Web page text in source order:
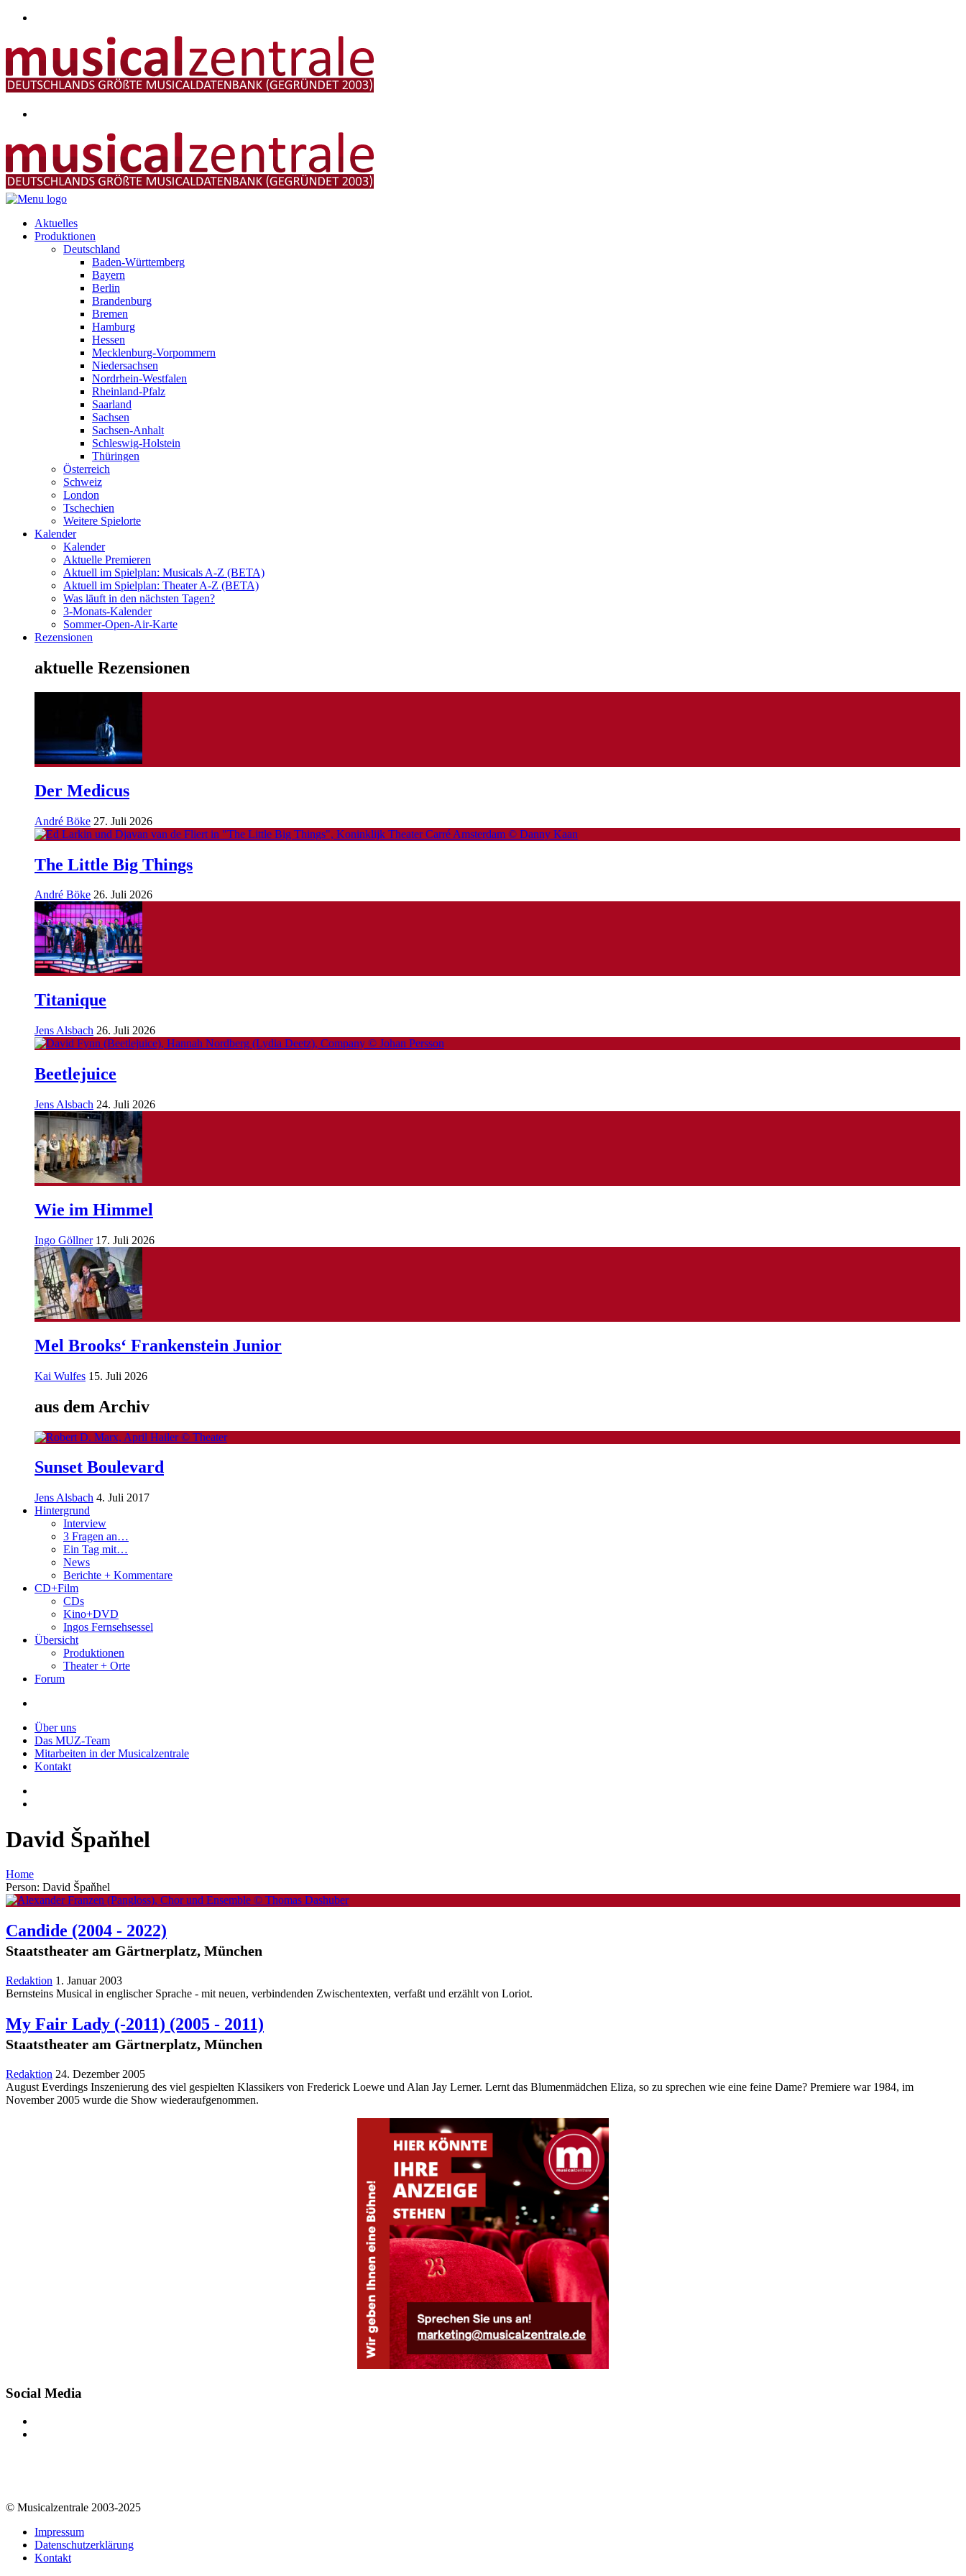
Aktuelles
Produktionen
Deutschland
Baden-Württemberg
Bayern
Berlin
Brandenburg
Bremen
Hamburg
Hessen
Mecklenburg-Vorpommern
Niedersachsen
Nordrhein-Westfalen
Rheinland-Pfalz
Saarland
Sachsen
Sachsen-Anhalt
Schleswig-Holstein
Thüringen
Österreich
Schweiz
London
Tschechien
Weitere Spielorte
Kalender
Kalender
Aktuelle Premieren
Aktuell im Spielplan: Musicals A-Z (BETA)
Aktuell im Spielplan: Theater A-Z (BETA)
Was läuft in den nächsten Tagen?
3-Monats-Kalender
Sommer-Open-Air-Karte
Rezensionen
aktuelle Rezensionen
Der Medicus
André Böke 27. Juli 2026
The Little Big Things
André Böke 26. Juli 2026
Titanique
Jens Alsbach 26. Juli 2026
Beetlejuice
Jens Alsbach 24. Juli 2026
Wie im Himmel
Ingo Göllner 17. Juli 2026
Mel Brooks‘ Frankenstein Junior
Kai Wulfes 15. Juli 2026
aus dem Archiv
Sunset Boulevard
Jens Alsbach 4. Juli 2017
Hintergrund
Interview
3 Fragen an…
Ein Tag mit…
News
Berichte + Kommentare
CD+Film
CDs
Kino+DVD
Ingos Fernsehsessel
Übersicht
Produktionen
Theater + Orte
Forum
Über uns
Das MUZ-Team
Mitarbeiten in der Musicalzentrale
Kontakt
David Špaňhel
Home
Person: David Špaňhel
Candide (2004 - 2022)
Staatstheater am Gärtnerplatz, München
Redaktion 1. Januar 2003
Bernsteins Musical in englischer Sprache - mit neuen, verbindenden Zwischentexten, verfaßt und erzählt von Loriot.
My Fair Lady (-2011) (2005 - 2011)
Staatstheater am Gärtnerplatz, München
Redaktion 24. Dezember 2005
August Everdings Inszenierung des viel gespielten Klassikers von Frederick Loewe und Alan Jay Lerner. Lernt das Blumenmädchen Eliza, so zu sprechen wie eine feine Dame? Premiere war 1984, im
November 2005 wurde die Show wiederaufgenommen.
Social Media
© Musicalzentrale 2003-2025
Impressum
Datenschutzerklärung
Kontakt